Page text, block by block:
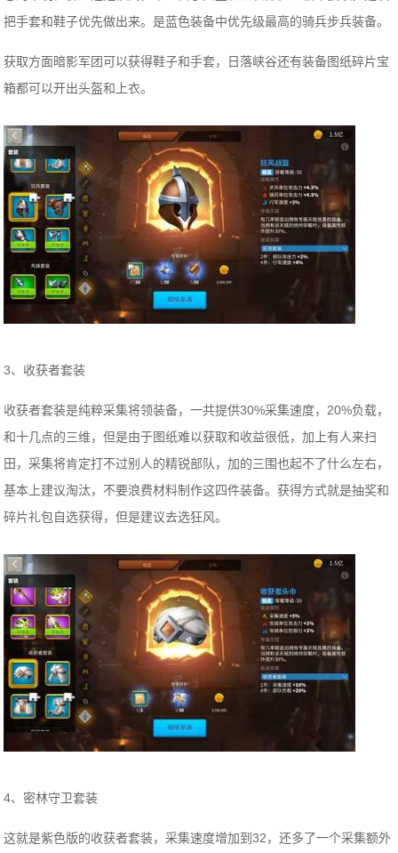
把手套和鞋子优先做出来。是蓝色装备中优先级最高的骑兵步兵装备。
获取方面暗影军团可以获得鞋子和手套，日落峡谷还有装备图纸碎片宝
箱都可以开出头盔和上衣。
3、收获者套装
收获者套装是纯粹采集将领装备，一共提供30%采集速度，20%负载，
和十几点的三维，但是由于图纸难以获取和收益很低，加上有人来扫
田，采集将肯定打不过别人的精锐部队，加的三围也起不了什么左右，
基本上建议淘汰，不要浪费材料制作这四件装备。获得方式就是抽奖和
碎片礼包自选获得，但是建议去选狂风。
4、密林守卫套装
这就是紫色版的收获者套装，采集速度增加到32，还多了一个采集额外